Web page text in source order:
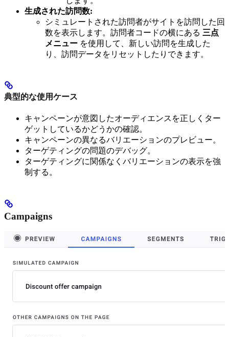
生成された訪問数:
シミュレートされた訪問者がサイトを訪問した回
数を表示します。訪問者コードの横にある 三点
メニュー を使用して、新しい訪問を生成した
り、訪問データをリセットしたりできます。
典型的な使用ケース
キャンペーンが意図したオーディエンスを正しくター
ゲットしているかどうかの確認。
キャンペーンの異なるバリエーションのプレビュー。
ターゲティングの問題のデバッグ。
ターゲティングに関係なくバリエーションの表示を強
制する。
Campaigns